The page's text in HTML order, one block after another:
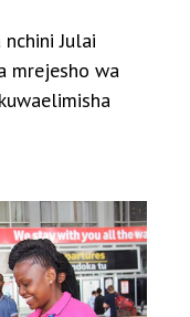
Julai
mrejesho wa